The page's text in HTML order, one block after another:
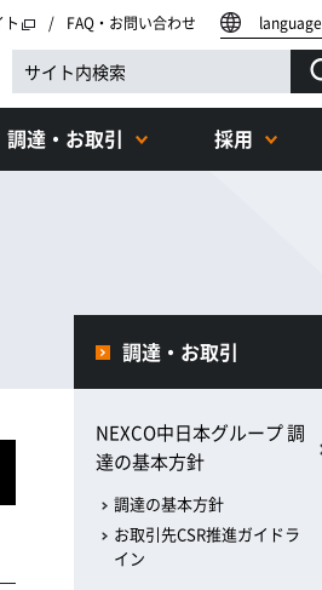
FAQ・お問い合わせ language
調達・お取引 採用
調達・お取引
NEXCO中日本グループ 調
達の基本方針
調達の基本方針
お取引先CSR推進ガイドラ
イン